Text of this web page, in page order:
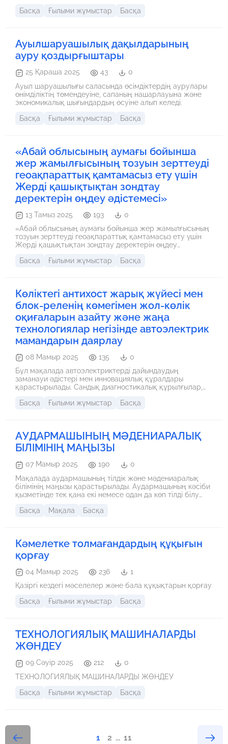
Басқа
Ғылыми жұмыстар Басқа
Ауылшаруашылық дақылдарының
ауру қоздырғыштары
25 Қараша 2025 43
0
Ауыл шаруашылығы саласында өсімдіктердің аурулары
өнімділіктің төмендеуіне, сапаның нашарлауына және
экономикалық шығындардың өсуіне алып келеді.
Басқа
Ғылыми жұмыстар Басқа
«Абай облысының аумағы бойынша
жер жамылғысының тозуын зерттеуді
геоақпараттық қамтамасыз ету үшін
Жерді қашықтықтан зондтау
деректерін өңдеу әдістемесі»
13 Тамыз 2025 193
0
«Абай облысының аумағы бойынша жер жамылғысының
тозуын зерттеуді геоақпараттық қамтамасыз ету үшін
Жерді қашықтықтан зондтау деректерін өңдеу
талаптарға толықтай жауап береді. Бұл зерттеу
ақпаратты қамтамасыз етуге бағытталған.
Басқа Ғылыми жұмыстар Басқа
Көліктегі антихост жарық жүйесі мен
блок-реленің көмегімен жол-көлік
оқиғаларын азайту және жаңа
технологиялар негізінде автоэлектрик
мамандарын даярлау
08 Мамыр 2025 135
0
Бұл мақалада автоэлектриктерді дайындаудың
заманауи әдістері мен инновациялық құралдары
қарастырылады. Сандық диагностикалық құрылғылар,
электромобильдермен жұмыс істеу, сондай-ақ AR/VR
жаңалық ретінде ұсынылады. Мақала автоэлектрик
мамандығының қазіргі дамуы мен келешегін және білім
беру жүйесіне енгізілетін инновацияларды қарастырады.
Басқа Ғылыми жұмыстар Басқа
АУДАРМАШЫНЫҢ МӘДЕНИАРАЛЫҚ
БІЛІМІНІҢ МАҢЫЗЫ
07 Мамыр 2025 190
0
Мақалада аудармашының тілдік және мәдениаралық
білімінің маңызы қарастырылады. Аудармашының кәсіби
қызметінде тек қана екі немесе одан да көп тілді білу
коммуникацияны терең түсінуі қажет. Тілдік және
лингвистикалық және мәдени дағдыларының рөлі,
мәдени ерекшеліктерді ескеру қажеттілігі және
аударманың сәтті болуына ықпал ететін негізгі
факторлар талқыланады.
Басқа Мақала Басқа
Кәмелетке толмағандардың құқығын
қорғау
04 Мамыр 2025 236
1
Қазіргі кездегі мәселелер және бала құқықтарын қорғау
Басқа
Ғылыми жұмыстар Басқа
ТЕХНОЛОГИЯЛЫҚ МАШИНАЛАРДЫ
ЖӨНДЕУ
09 Сәуір 2025 212
0
ТЕХНОЛОГИЯЛЫҚ МАШИНАЛАРДЫ ЖӨНДЕУ
Басқа
Ғылыми жұмыстар Басқа
1 2 ... 11